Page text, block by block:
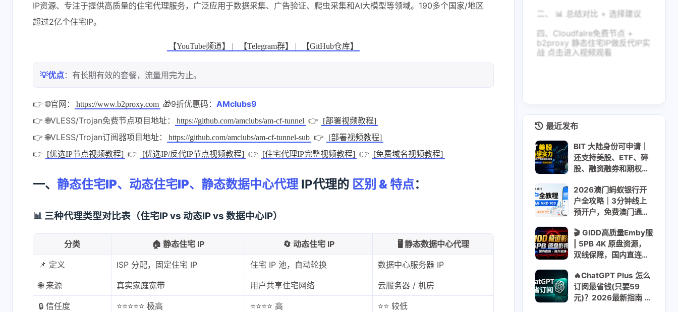
IP资源、专注于提供高质量的住宅代理服务，广泛应用于数据采集、广告验证、爬虫采集和AI大模型等领域。190多个国家/地区
超过2亿个住宅IP。
【YouTube频道】 | 【Telegram群】 | 【GitHub仓库】
💡优点：有长期有效的套餐，流量用完为止。
👉 🌐官网： https://www.b2proxy.com 🎁9折优惠码：AMclubs9
👉 🌐VLESS/Trojan免费节点项目地址：
https://github.com/amclubs/am-cf-tunnel 👉 [部署视频教程]
👉 🌐VLESS/Trojan订阅器项目地址： https://github.com/amclubs/am-cf-tunnel-sub 👉 [部署视频教程]
👉 [优选IP节点视频教程] 👉 [优选IP/反代IP节点视频教程] 👉 [住宅代理IP完整视频教程] 👉 [免费域名视频教程]
一、 静态住宅IP、动态住宅IP、静态数据中心代理IP代理的 区别 & 特点：
📊 三种代理类型对比表（住宅IP vs 动态IP vs 数据中心IP）
分类 🏠 静态住宅 IP 🔄 动态住宅 IP 🖥️ 静态数据中心代理
📌 定义 ISP 分配，固定住宅 IP 住宅 IP 池，自动轮换 数据中心服务器 IP
🌐 来源 真实家庭宽带 用户共享住宅网络 云服务器 / 机房
🔒 信任度 ⭐⭐⭐⭐⭐ 极高 ⭐⭐⭐⭐ 高 ⭐⭐ 较低
二、 📊 总结对比 + 选择建议
四、Cloudfalre免费节点 +
b2proxy 静态住宅IP做反代IP实
战 点击进入视频观看
最近发布
BIT 大陆身份可申请｜
还支持美股、ETF、碎
股、融资融券和期权｜
200美元股票现金卡｜
USDT USDC入金
2026澳门蚂蚁银行开
户全攻略｜3分钟线上
预开户，免费澳门通
🎬 GIDD高质量Emby服
| 5PB 4K 原盘资源，
双线保障，国内直连稳
年付$8.55 日均$0.03
🔥ChatGPT Plus 怎么
订阅最省钱(只要59
元)？2026最新指南 ｜